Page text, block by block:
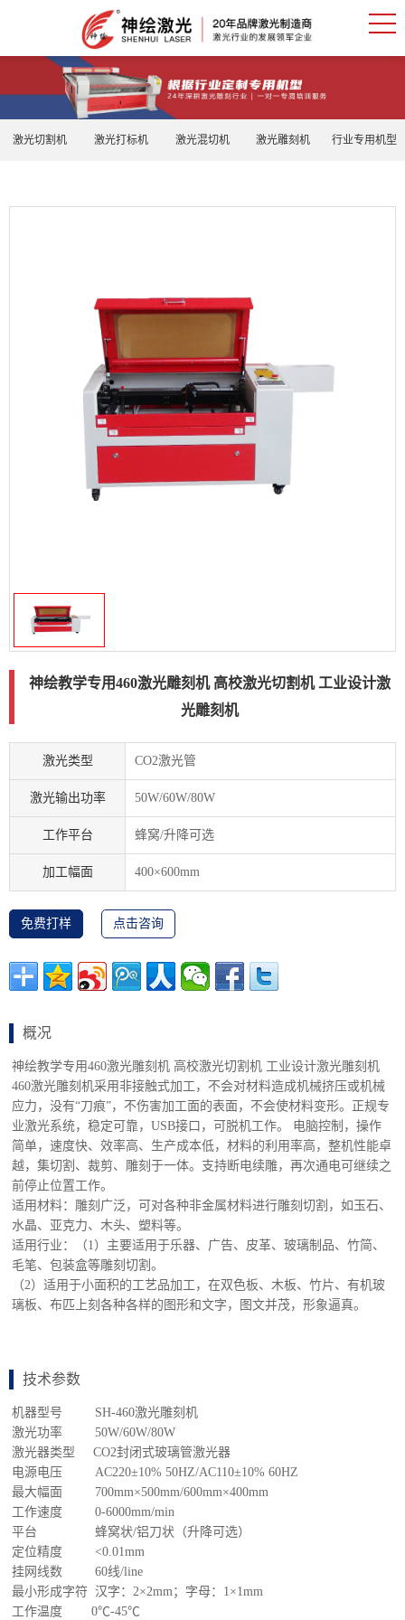
激光切割机 激光打标机 激光混切机 激光雕刻机 行业专用机型
神绘教学专用460激光雕刻机 高校激光切割机 工业设计激
光雕刻机
激光类型 CO2激光管
激光输出功率 50W/60W/80W
加工幅面
概况
神绘教学专用460激光雕刻机 高校激光切割机 工业设计激光雕刻机
460激光雕刻机采用非接触式加工，不会对材料造成机械挤压或机械
应力，没有“刀痕”，不伤害加工面的表面，不会使材料变形。正规专
业激光系统，稳定可靠，USB接口，可脱机工作。 电脑控制，操作
简单，速度快、效率高、生产成本低，材料的利用率高，整机性能卓
前停止位置工作。
适用材料：雕刻广泛，可对各种非金属材料进行雕刻切割，如玉石、
适用行业：（1）主要适用于乐器、广告、皮革、玻璃制品、竹简、
（2）适用于小面积的工艺品加工，在双色板、木板、竹片、有机玻
璃板、布匹上刻各种各样的图形和文字，图文并茂，形象逼真。
机器型号 SH-460激光雕刻机
激光器类型 CO2封闭式玻璃管激光器
电源电压 AC220±10% 50HZ/AC110±10% 60HZ
最大幅面 700mm×500mm/600mm×400mm
工作速度 0-6000mm/min
平台 蜂窝状/铝刀状（升降可选）
定位精度 <0.01mm
挂网线数 60线/line
最小形成字符 汉字：2×2mm；字母：1×1mm
工作温度 0℃-45℃
分辨率 ≤4500dpi
控制配置 DSP
数据传输接口 USB
驱动器 雷塞
冷却方式 水冷及保护系统
支持图形格式 所有CORELDRAW可识别的文件格式
雕刻厚度 0-10mm（切割深度仅供参考，主要取决于材质与客
户对切割质量的要求）
分色切割 多达256层分色切割
断水保护 有
坡度雕刻 有，坡度大小可任意
机器重量 165KG/120KG
包装 胶合木箱包装
包装尺寸/重量 1600×1140×1150（mm）/240KG
可选配件 高级制冷水箱、进口聚焦镜、圆柱体/异形体滚轴